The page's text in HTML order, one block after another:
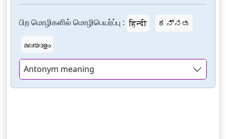
பிற மொழிகளில் மொழிபெயர்ப்பு : हिन्दी
ಕನ್ನಡ
മലയാളം
Antonym meaning